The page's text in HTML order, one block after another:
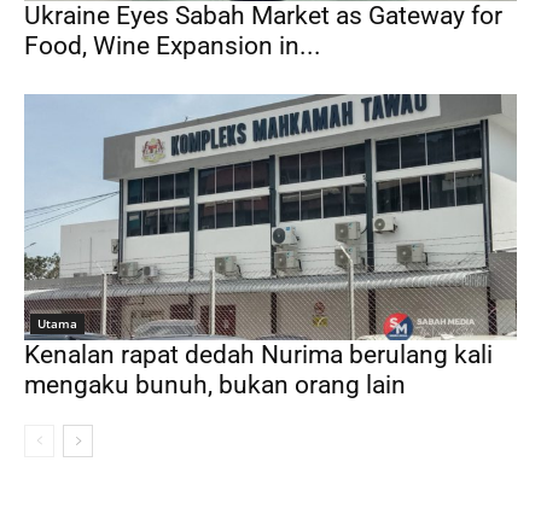
Ukraine Eyes Sabah Market as Gateway for
Food, Wine Expansion in...
Utama
Kenalan rapat dedah Nurima berulang kali
mengaku bunuh, bukan orang lain